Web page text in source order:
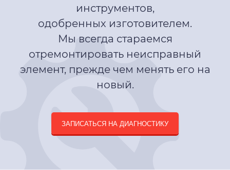
инструментов,
одобренных изготовителем.
Мы всегда стараемся
отремонтировать неисправный
элемент, прежде чем менять его на
новый.
ЗАПИСАТЬСЯ НА ДИАГНОСТИКУ